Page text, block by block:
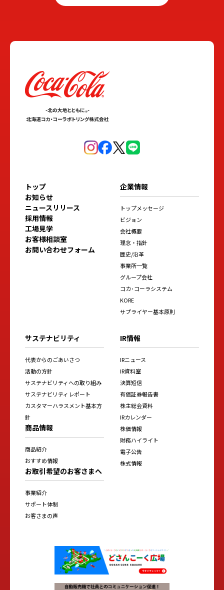
トップ
お知らせ
ニュースリリース
採用情報
工場見学
お客様相談室
お問い合わせフォーム
企業情報
トップメッセージ
ビジョン
会社概要
理念・指針
歴史/沿革
事業所一覧
グループ会社
コカ･コーラシステム
KORE
サプライヤー基本原則
サステナビリティ
代表からのごあいさつ
活動の方針
サステナビリティへの取り組み
サステナビリティレポート
カスタマーハラスメント基本方
針
商品情報
商品紹介
おすすめ情報
お取引希望のお客さまへ
事業紹介
サポート体制
お客さまの声
IR情報
IRニュース
IR資料室
決算短信
有価証券報告書
株主総会資料
IRカレンダー
株価情報
財務ハイライト
電子公告
株式情報